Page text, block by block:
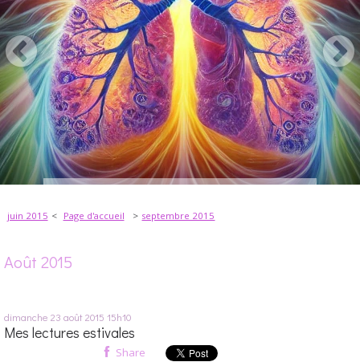
juin 2015 Page d'accueil septembre 2015
Août 2015
dimanche 23 août 2015 15h10
Mes lectures estivales
Share